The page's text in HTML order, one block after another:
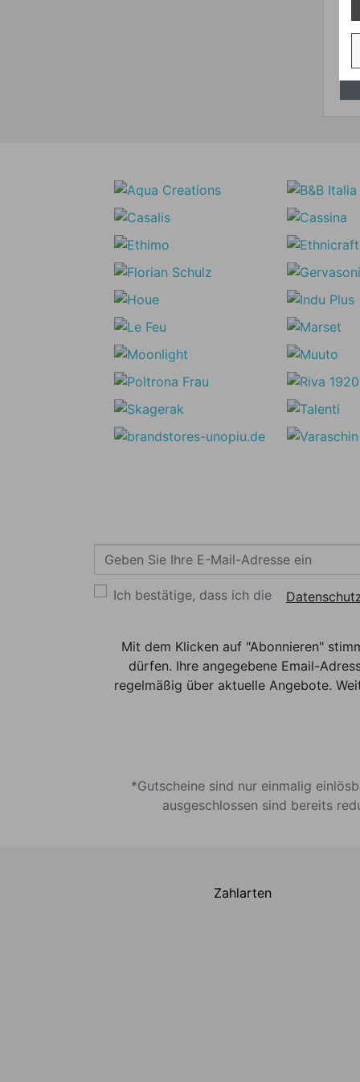
Ich bestätige, dass ich die
Mit dem Klicken auf "Abonnieren"
dürfen. Ihre angegebene Email-
regelmäßig über aktuelle Angebote.
*Gutscheine sind nur einmalig
ausgeschlossen sind bereits
Zahlarten